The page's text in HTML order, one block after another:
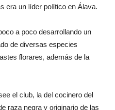
era un líder político en Álava.
a poco desarrollando un
de diversas especies
florares, además de la
el club, la del cocinero del
raza negra y originario de las